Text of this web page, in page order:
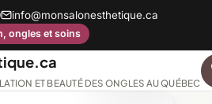
info@monsalonesthetique.ca
ongles et soins
ET BEAUTÉ DES ONGLES AU QUÉBEC